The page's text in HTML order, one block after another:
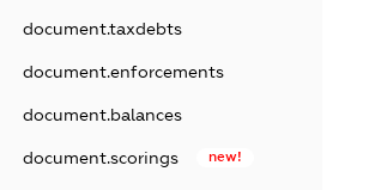
document.taxdebts
document.enforcements
document.balances
document.scorings new!